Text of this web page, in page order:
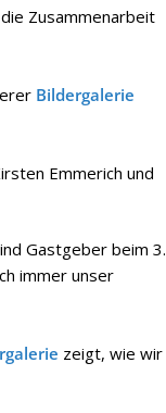
Zusammenarbeit
Bildergalerie
Emmerich und
Gastgeber beim 3.
immer unser
zeigt, wie wir